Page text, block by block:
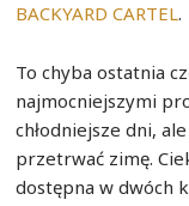
BACKYARD CARTEL.
To chyba ostatnia
najmocniejszymi
chłodniejsze dni,
przetrwać zimę.
dostępna w dwóch